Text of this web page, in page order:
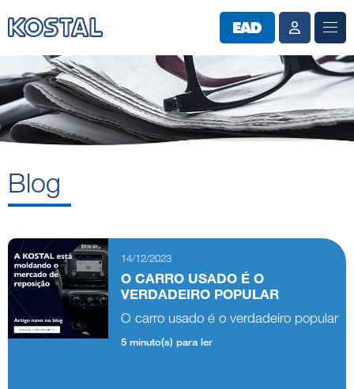
Blog
14/12/2023
O CARRO USADO É O
VERDADEIRO POPULAR
O carro usado é o verdadeiro popular
5 minuto(s) para ler